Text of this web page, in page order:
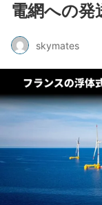
電網への発
skymates